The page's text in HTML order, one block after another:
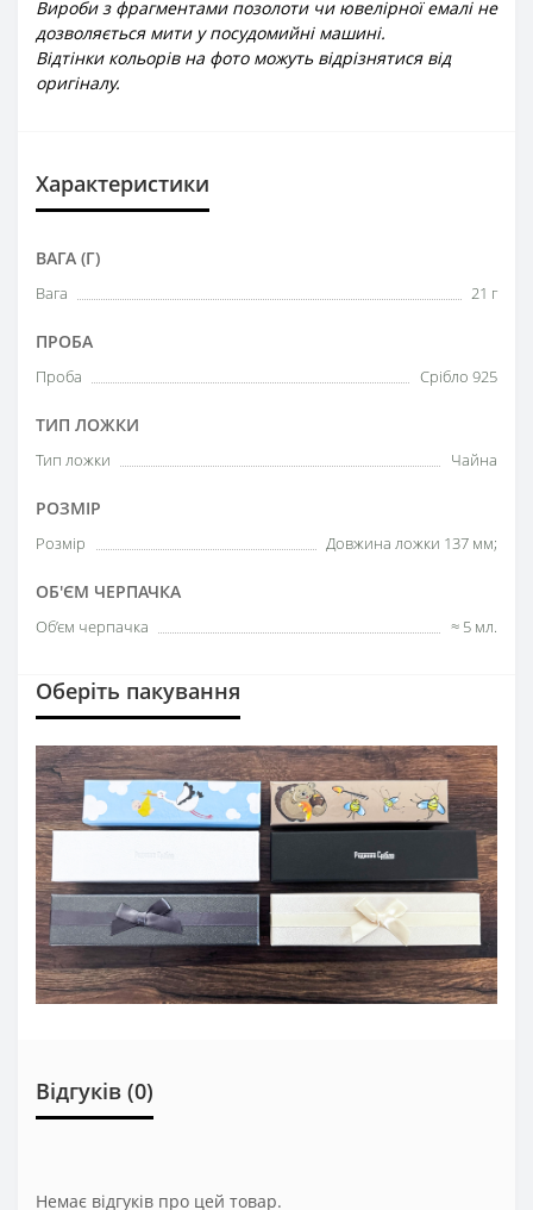
Вироби з фрагментами позолоти чи ювелірної емалі не
дозволяється мити у посудомийні машині.
Відтінки кольорів на фото можуть відрізнятися від
оригіналу.
Характеристики
ВАГА (Г)
Вага 21 г
ПРОБА
Проба Срібло 925
ТИП ЛОЖКИ
Тип ложки Чайна
РОЗМІР
Розмір Довжина ложки 137 мм;
ОБ'ЄМ ЧЕРПАЧКА
Об’єм черпачка ≈ 5 мл.
Оберіть пакування
Відгуків (0)
Немає відгуків про цей товар.